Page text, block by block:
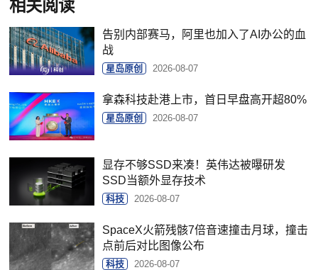
相关阅读
告别内部赛马，阿里也加入了AI办公的血
战
星岛原创 2026-08-07
拿森科技赴港上市，首日早盘高开超80%
星岛原创 2026-08-07
显存不够SSD来凑！英伟达被曝研发
SSD当额外显存技术
科技 2026-08-07
SpaceX火箭残骸7倍音速撞击月球，撞击
点前后对比图像公布
科技 2026-08-07